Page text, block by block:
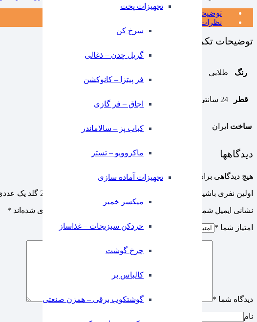
تجهیزات پخت
سرخ کن
گریل چدن – ذغالی
فر پیتزا – کانوکشن
⁠اجاق – فر گازی
کباب پز – سالاماندر
ماکروویو – تستر
تجهیزات آماده سازی
میکسر خمیر
خردکن سبزیجات – غذاساز
چرخ گوشت
کالباس بر
گوشتکوب برقی – همزن صنعتی
توضیحات تکمیلی
نظرات (0)
توضیحات تکمیلی
رنگ طلایی
قطر 24 سانتی متر
ساخت ایران
دیدگاهها
هیچ دیدگاهی برای این محصول نوشته نشده است.
اولین نفری باشید که دیدگاهی را ارسال می کنید برای “پلیت تخت 24 گلد یک عددی ایلا”
نشانی ایمیل شما منتشر نخواهد شد. بخش‌های موردنیاز علامت‌گذاری شده‌اند *
امتیاز شما *
دیدگاه شما *
نام